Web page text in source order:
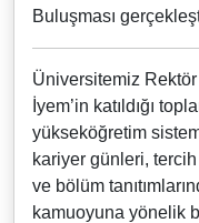
Buluşması
Üniversitemiz Rektör
İyem’in katıldığı
yükseköğretim
kariyer günleri,
ve bölüm
kamuoyuna yönelik